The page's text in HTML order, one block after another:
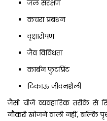
जल संरक्षण
कचरा प्रबंधन
वृक्षारोपण
जैव विविधता
कार्बन फुटप्रिंट
टिकाऊ जीवनशैली
जैसी चीजें व्यवहारिक तरीके से
नौकरी खोजने वाली नहीं, बल्कि